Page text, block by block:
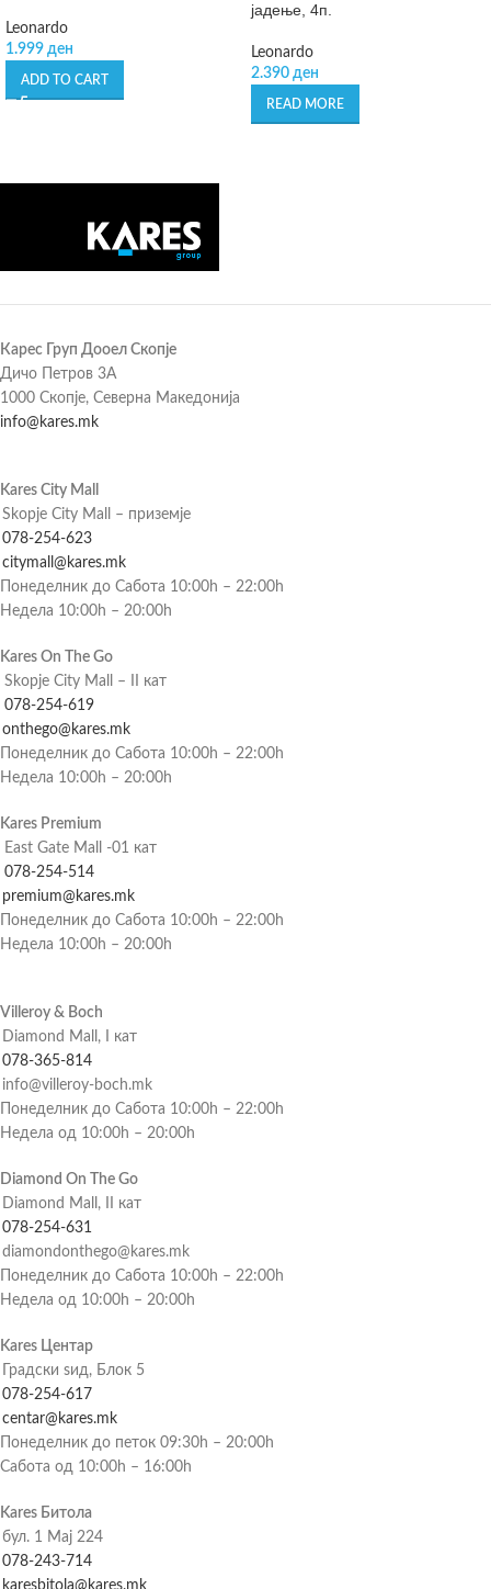
Leonardo
1.999 ден
ADD TO CART
јадење, 4п.
Leonardo
2.390 ден
READ MORE
Карес Груп Дооел Скопје
Дичо Петров 3А
1000 Скопје, Северна Македонија
info@kares.mk
Kares City Mall
Skopje City Mall – приземје
078-254-623
citymall@kares.mk
Понеделник до Сабота 10:00h – 22:00h
Недела 10:00h – 20:00h
Kares On The Go
Skopje City Mall – II кат
078-254-619
onthego@kares.mk
Понеделник до Сабота 10:00h – 22:00h
Недела 10:00h – 20:00h
Kares Premium
East Gate Mall -01 кат
078-254-514
premium@kares.mk
Понеделник до Сабота 10:00h – 22:00h
Недела 10:00h – 20:00h
Villeroy & Boch
Diamond Mall, I кат
078-365-814
info@villeroy-boch.mk
Понеделник до Сабота 10:00h – 22:00h
Недела од 10:00h – 20:00h
Diamond On The Go
Diamond Mall, II кат
078-254-631
diamondonthego@kares.mk
Понеделник до Сабота 10:00h – 22:00h
Недела од 10:00h – 20:00h
Kares Центар
Градски ѕид, Блок 5
078-254-617
centar@kares.mk
Понеделник до петок 09:30h – 20:00h
Сабота од 10:00h – 16:00h
Kares Битола
бул. 1 Мај 224
078-243-714
karesbitola@kares.mk